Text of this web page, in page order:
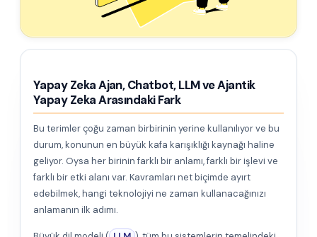
Yapay Zeka Ajan, Chatbot, LLM ve Ajantik
Yapay Zeka Arasındaki Fark
Bu terimler çoğu zaman birbirinin yerine kullanılıyor ve bu
durum, konunun en büyük kafa karışıklığı kaynağı haline
geliyor. Oysa her birinin farklı bir anlamı, farklı bir işlevi ve
farklı bir etki alanı var. Kavramları net biçimde ayırt
edebilmek, hangi teknolojiyi ne zaman kullanacağınızı
anlamanın ilk adımı.